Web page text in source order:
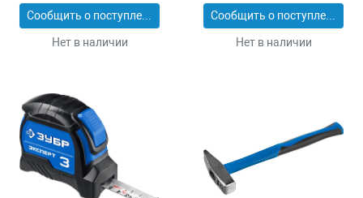
Сообщить о поступлении
Нет в наличии
Сообщить о поступлении
Нет в наличии